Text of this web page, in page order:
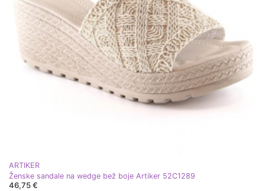
ARTIKER
Ženske sandale na wedge bež boje Artiker 52C1289
46,75 €